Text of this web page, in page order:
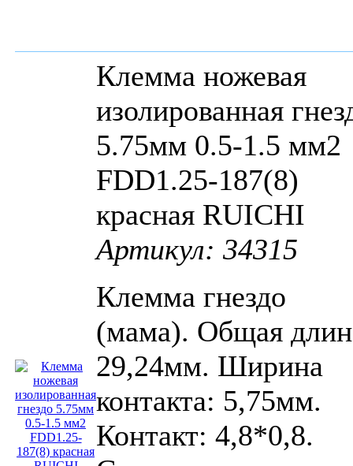
Клемма ножевая
изолированная
5.75мм 0.5-1.5 мм2
FDD1.25-187(8)
красная RUICHI
Артикул: 34315
Клемма гнездо
(мама). Общая
29,24мм. Ширина
контакта: 5,75мм.
Контакт: 4,8*0,8.